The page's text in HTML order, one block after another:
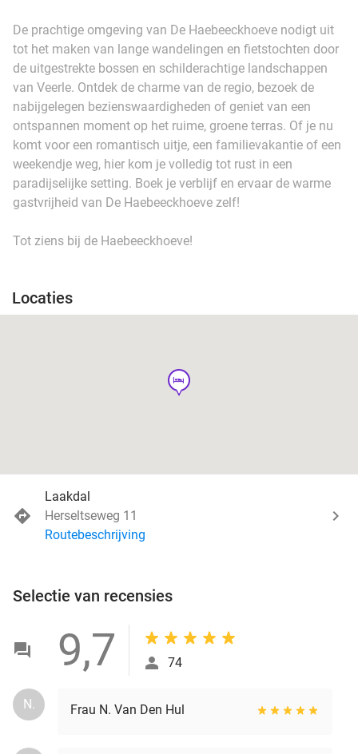
De prachtige omgeving van De Haebeeckhoeve nodigt uit
tot het maken van lange wandelingen en fietstochten door
de uitgestrekte bossen en schilderachtige landschappen
van Veerle. Ontdek de charme van de regio, bezoek de
nabijgelegen bezienswaardigheden of geniet van een
ontspannen moment op het ruime, groene terras. Of je nu
komt voor een romantisch uitje, een familievakantie of een
weekendje weg, hier kom je volledig tot rust in een
paradijselijke setting. Boek je verblijf en ervaar de warme
gastvrijheid van De Haebeeckhoeve zelf!
Tot ziens bij de Haebeeckhoeve!
Locaties
hotel
Laakdal
Herseltseweg 11
Routebeschrijving
Selectie van recensies
9,7 74
N. Frau N. Van Den Hul